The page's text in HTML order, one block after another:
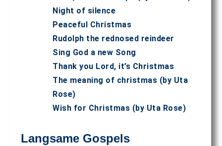
Night of silence
Peaceful Christmas
Rudolph the rednosed reindeer
Sing God a new Song
Thank you Lord, it’s Christmas
The meaning of christmas (by Uta
Rose)
Wish for Christmas (by Uta Rose)
Langsame Gospels